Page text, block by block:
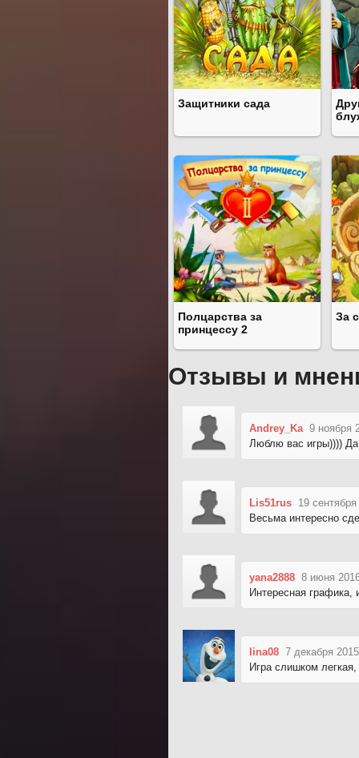
Защитники сада
Полцарства за
принцессу 2
За
Отзывы и
Andrey_Ka 9 ноября
Люблю вас игры))))
Lis51rus 19
Весьма интересно
yana2888 8 июня
Интересная графика,
lina08 7 декабря
Игра слишком